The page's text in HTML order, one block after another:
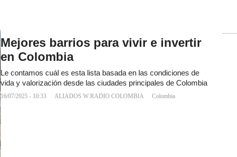
Mejores barrios para vivir e invertir
en Colombia
Le contamos cuál es esta lista basada en las condiciones de
vida y valorización desde las ciudades principales de Colombia
16/07/2025 - 10:33 ALIADOS W RADIO COLOMBIA Colombia